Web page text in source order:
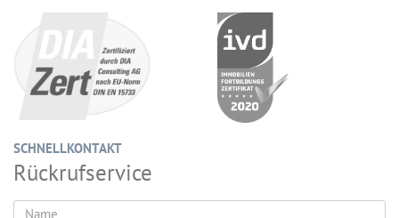
SCHNELLKONTAKT
Rückrufservice